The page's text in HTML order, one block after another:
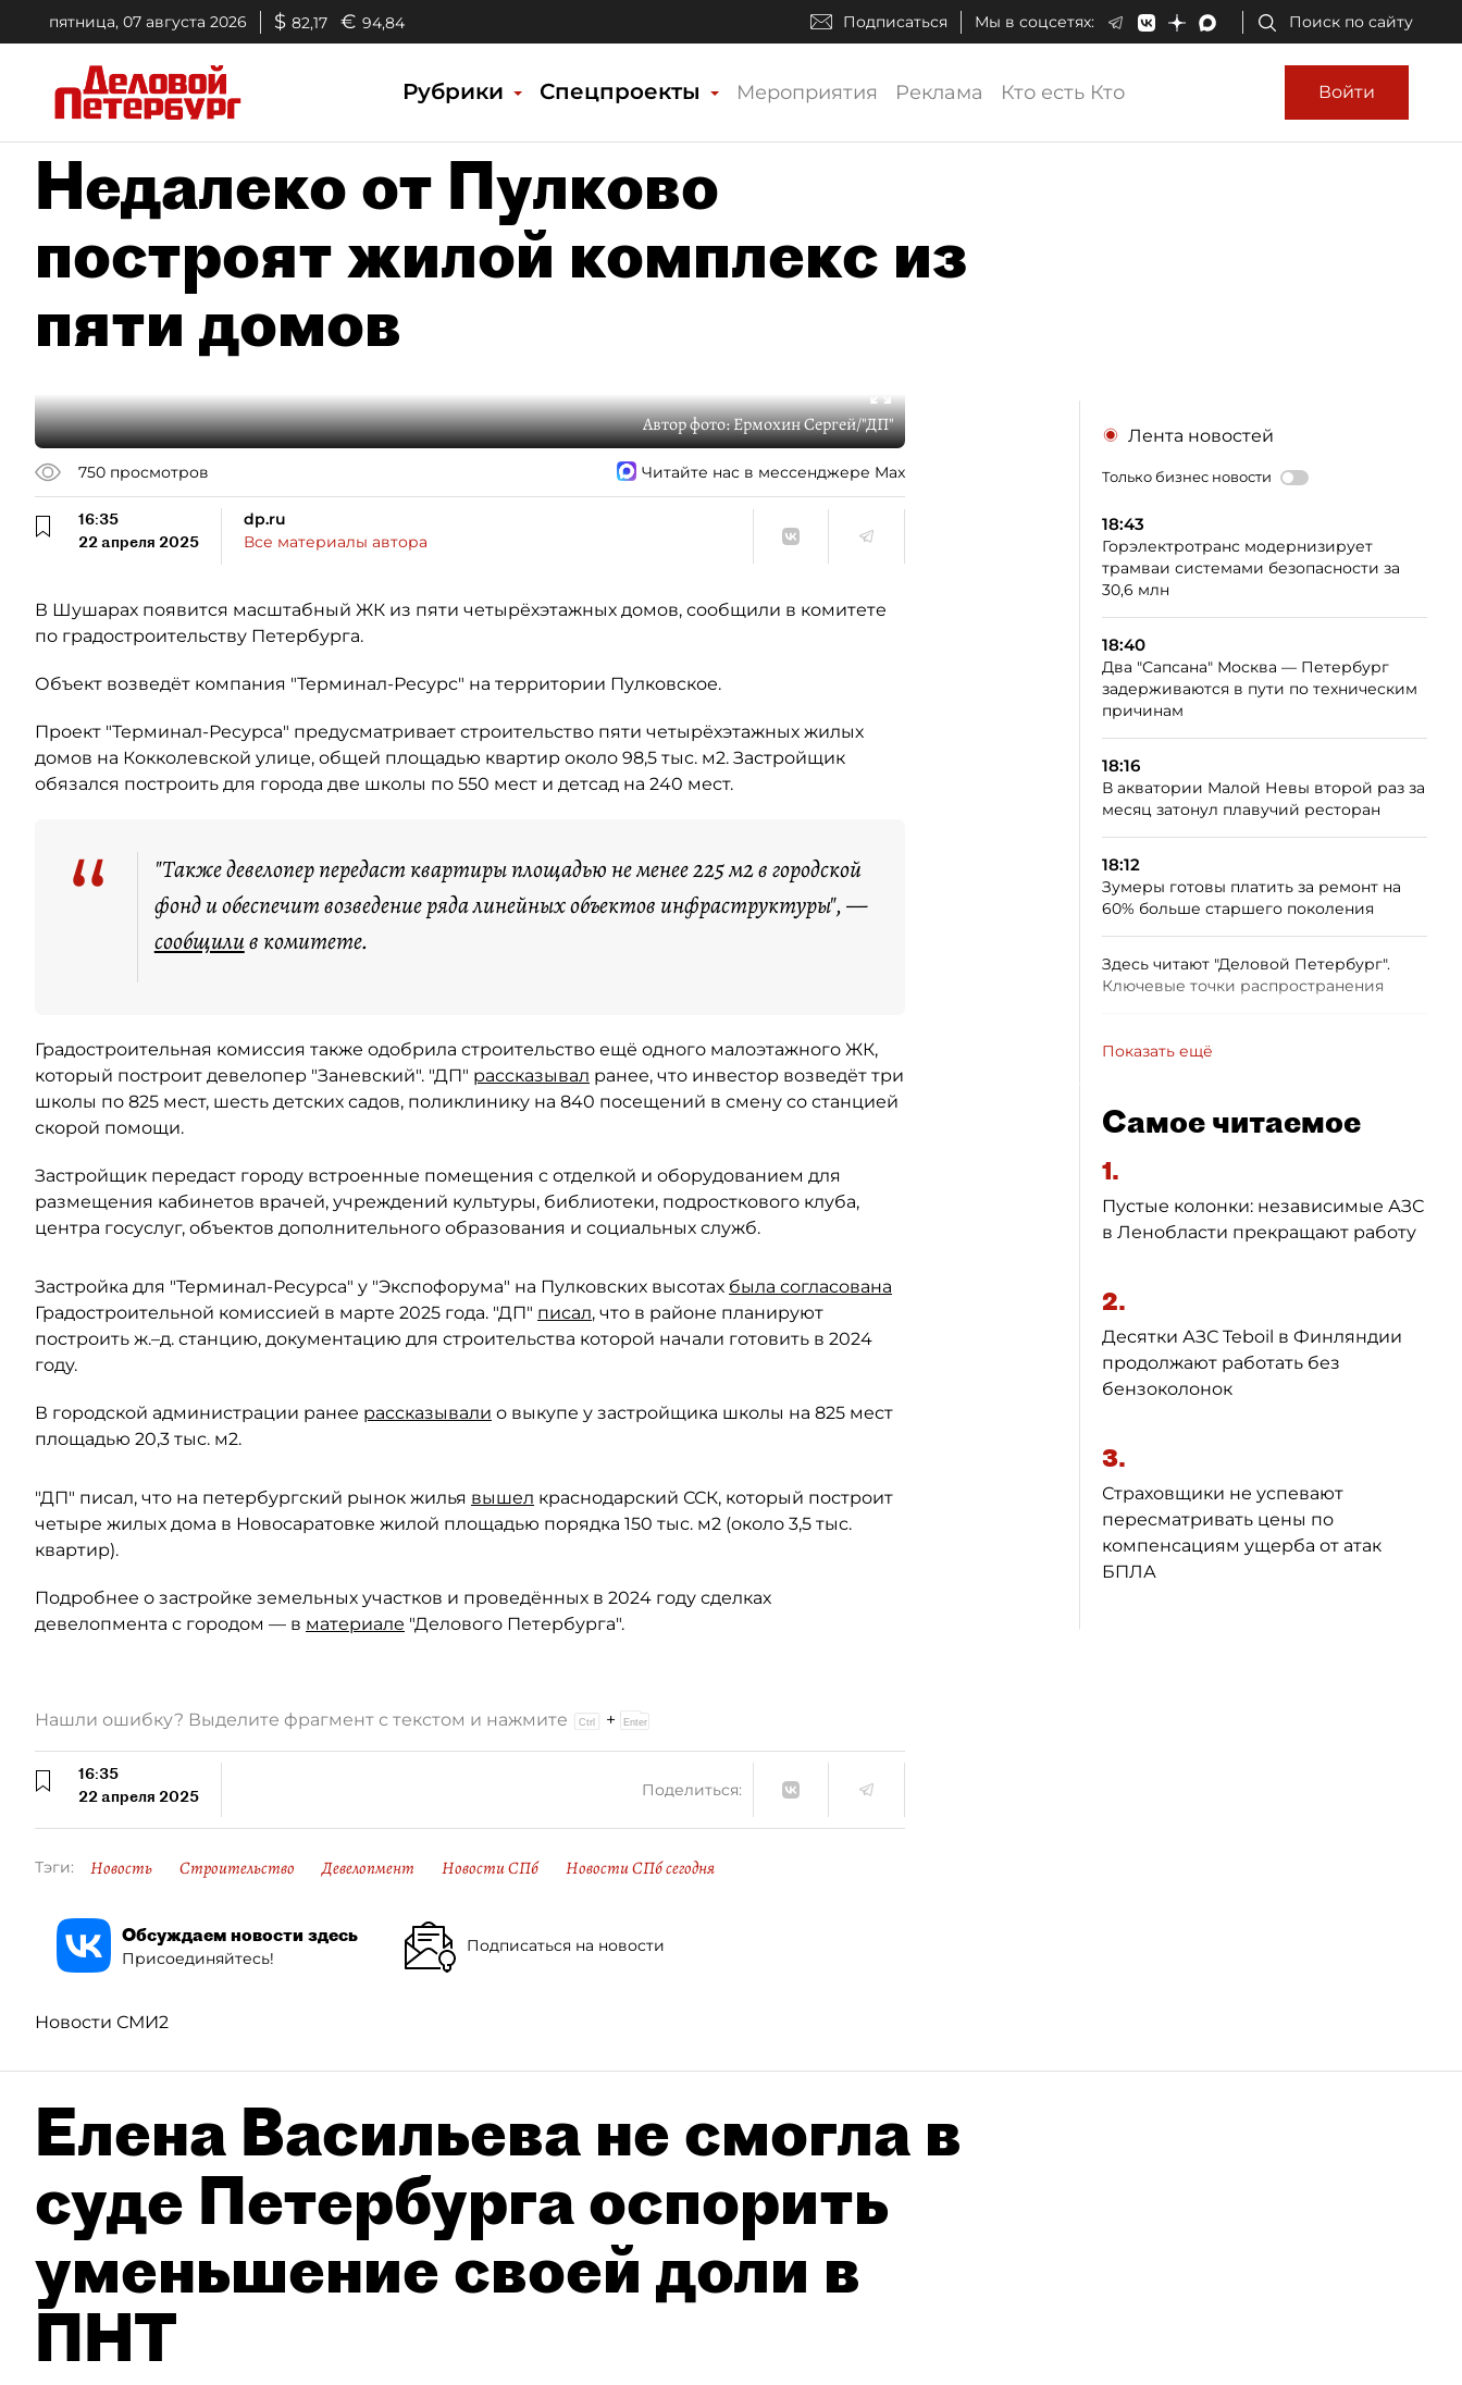
пятница, 07 августа 2026 $ 82,17 € 94,84 Подписаться Мы в соцсетях: Поиск по сайту
Рубрики Спецпроекты Мероприятия Реклама Кто есть Кто Войти
Недалеко от Пулково
построят жилой комплекс из
пяти домов
Автор фото:Ермохин Сергей/"ДП"
750 просмотров Читайте нас в мессенджере Max
16:35
22 апреля 2025
dp.ru
Все материалы автора
В Шушарах появится масштабный ЖК из пяти четырёхэтажных домов, сообщили в комитете
по градостроительству Петербурга.
Объект возведёт компания "Терминал-Ресурс" на территории Пулковское.
Проект "Терминал-Ресурса" предусматривает строительство пяти четырёхэтажных жилых
домов на Кокколевской улице, общей площадью квартир около 98,5 тыс. м2. Застройщик
обязался построить для города две школы по 550 мест и детсад на 240 мест.
“
"Также девелопер передаст квартиры площадью не менее 225 м2 в городской
фонд и обеспечит возведение ряда линейных объектов инфраструктуры", —
сообщилив комитете.
Градостроительная комиссия также одобрила строительство ещё одного малоэтажного ЖК,
который построит девелопер "Заневский". "ДП" рассказывал ранее, что инвестор возведёт три
школы по 825 мест, шесть детских садов, поликлинику на 840 посещений в смену со станцией
скорой помощи.
Застройщик передаст городу встроенные помещения с отделкой и оборудованием для
размещения кабинетов врачей, учреждений культуры, библиотеки, подросткового клуба,
центра госуслуг, объектов дополнительного образования и социальных служб.
Застройка для "Терминал-Ресурса" у "Экспофорума" на Пулковских высотах была согласована
Градостроительной комиссией в марте 2025 года. "ДП" писал, что в районе планируют
построить ж.–д. станцию, документацию для строительства которой начали готовить в 2024
году.
В городской администрации ранее рассказывали о выкупе у застройщика школы на 825 мест
площадью 20,3 тыс. м2.
"ДП" писал, что на петербургский рынок жилья вышел краснодарский ССК, который построит
четыре жилых дома в Новосаратовке жилой площадью порядка 150 тыс. м2 (около 3,5 тыс.
квартир).
Подробнее о застройке земельных участков и проведённых в 2024 году сделках
девелопмента с городом — в материале "Делового Петербурга".
Лента новостей
Только бизнес новости
18:43
Горэлектротранс модернизирует
трамваи системами безопасности за
30,6 млн
18:40
Два "Сапсана" Москва — Петербург
задерживаются в пути по техническим
причинам
18:16
В акватории Малой Невы второй раз за
месяц затонул плавучий ресторан
18:12
Зумеры готовы платить за ремонт на
60% больше старшего поколения
Здесь читают "Деловой Петербург".
Ключевые точки распространения
Показать ещё
Самое читаемое
1.
Пустые колонки: независимые АЗС
в Ленобласти прекращают работу
2.
Десятки АЗС Teboil в Финляндии
продолжают работать без
бензоколонок
3.
Страховщики не успевают
пересматривать цены по
компенсациям ущерба от атак
БПЛА
Нашли ошибку? Выделите фрагмент с текстом и нажмите +
16:35
22 апреля 2025
Поделиться:
Тэги: Новость Строительство Девелопмент Новости СПб Новости СПб сегодня
Обсуждаем новости здесь
Присоединяйтесь!
Подписаться на новости
Новости СМИ2
Елена Васильева не смогла в
суде Петербурга оспорить
уменьшение своей доли в
ПНТ